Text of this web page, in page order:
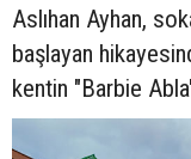
Aslıhan Ayhan,
başlayan
kentin "Barbie